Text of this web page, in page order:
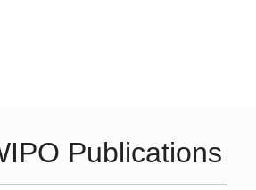
Publications